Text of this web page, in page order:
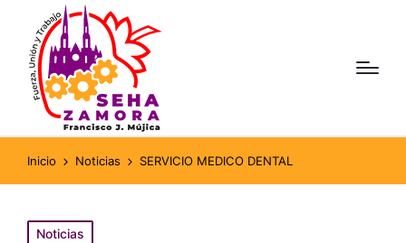
Inicio Noticias SERVICIO MEDICO DENTAL
Publicado
Noticias